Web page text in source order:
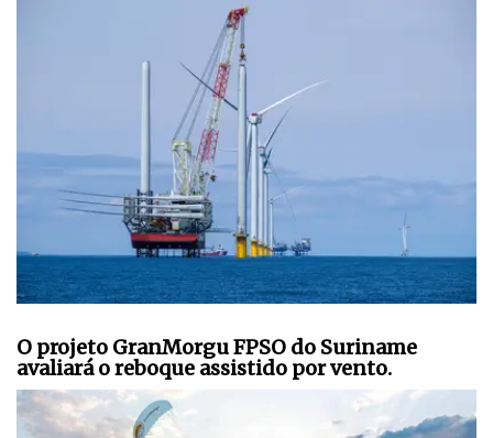
O projeto GranMorgu FPSO do Suriname
avaliará o reboque assistido por vento.